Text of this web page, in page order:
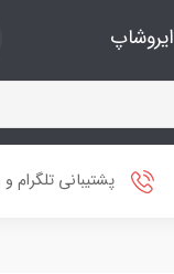
ایروشاپ
پشتیبانی تلگرام و واتس